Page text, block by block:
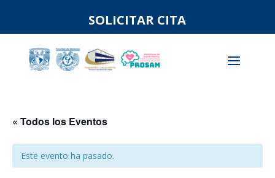
SOLICITAR CITA
« Todos los Eventos
Este evento ha pasado.